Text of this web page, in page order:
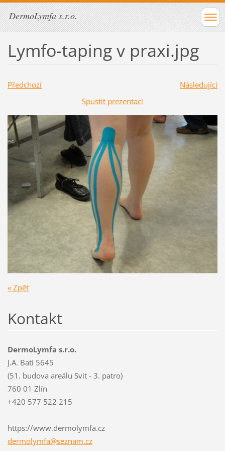
DermoLymfa s.r.o.
Lymfo-taping v praxi.jpg
Předchozí
Následující
Spustit prezentaci
« Zpět
Kontakt
DermoLymfa s.r.o.
J.A. Bati 5645
(51. budova areálu Svit - 3. patro)
760 01 Zlín
+420 577 522 215
https://www.dermolymfa.cz
dermolymfa@seznam.cz